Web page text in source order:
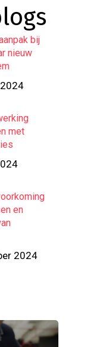
bij
nieuw
met
en
2024